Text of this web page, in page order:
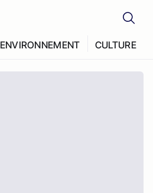
ENVIRONNEMENT CULTURE